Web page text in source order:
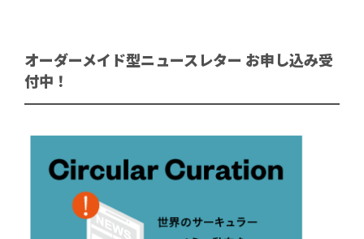
オーダーメイド型ニュースレター お申し込み受
付中！